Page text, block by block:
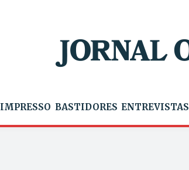
IMPRESSO BASTIDORES ENTREVISTAS